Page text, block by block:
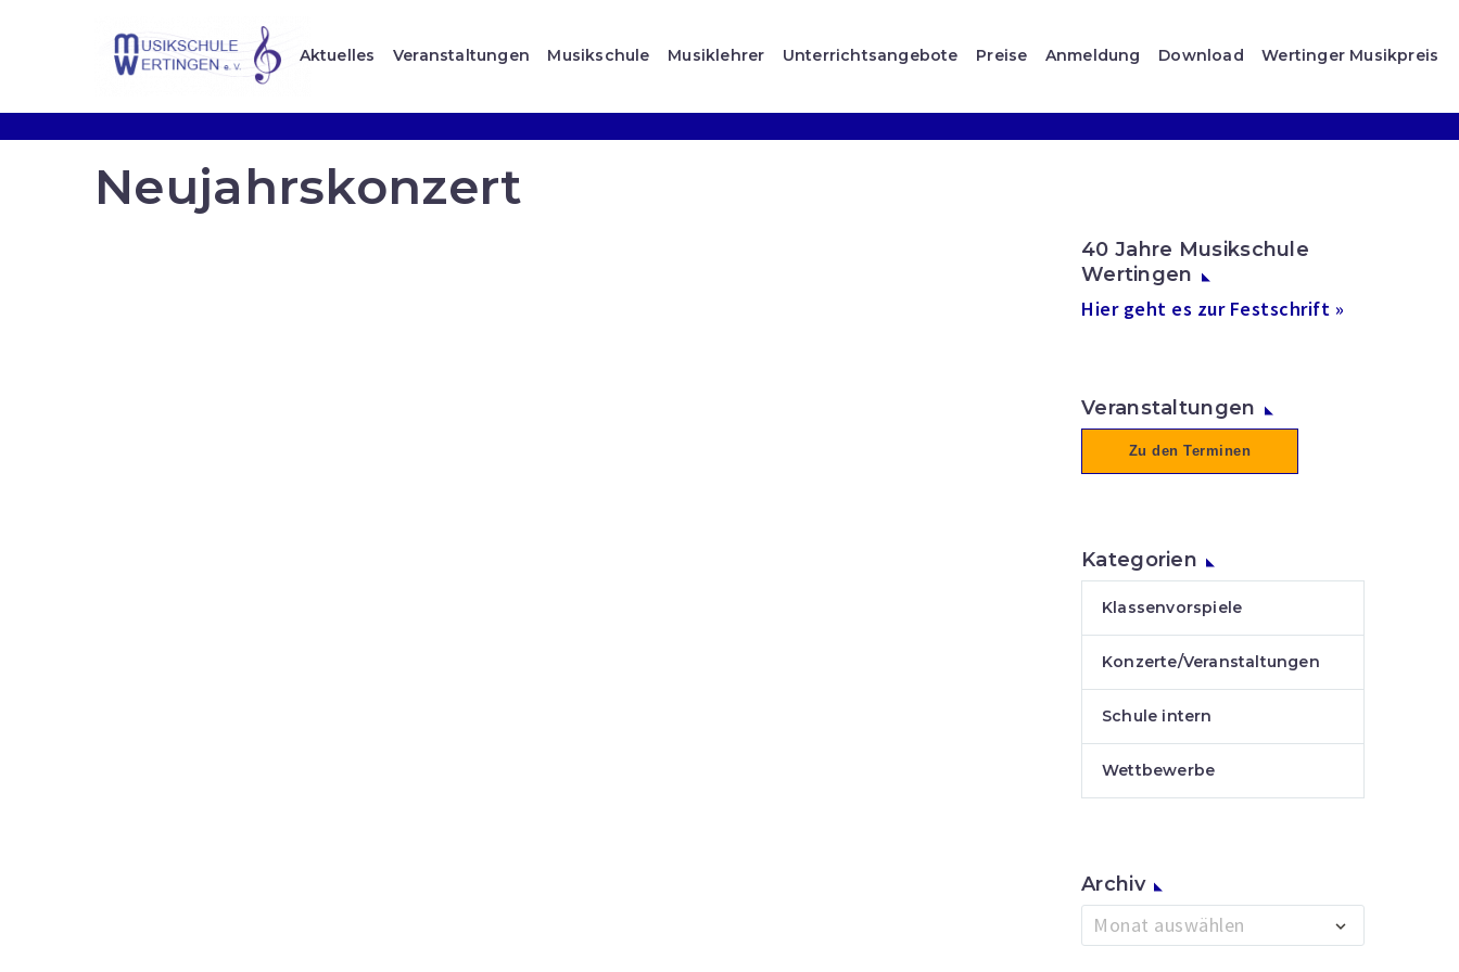
Aktuelles Veranstaltungen Musikschule Musiklehrer Unterrichtsangebote Preise Anmeldung Download Wertinger Musikpreis
Neujahrskonzert
40 Jahre Musikschule
Wertingen
Hier geht es zur Festschrift »
Veranstaltungen
Zu den Terminen
Kategorien
Klassenvorspiele
Konzerte/Veranstaltungen
Schule intern
Wettbewerbe
Archiv
Archiv
Monat auswählen